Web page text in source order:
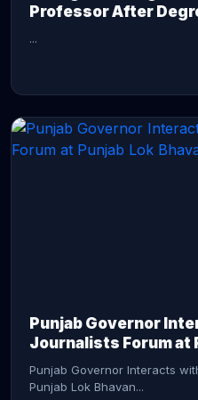
Professor After
...
Punjab Governor
Journalists Forum at
Punjab Governor Interacts
Punjab Lok Bhavan...